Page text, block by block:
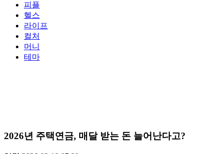
피플
헬스
라이프
컬처
머니
테마
2026년 주택연금, 매달 받는 돈 늘어난다고?